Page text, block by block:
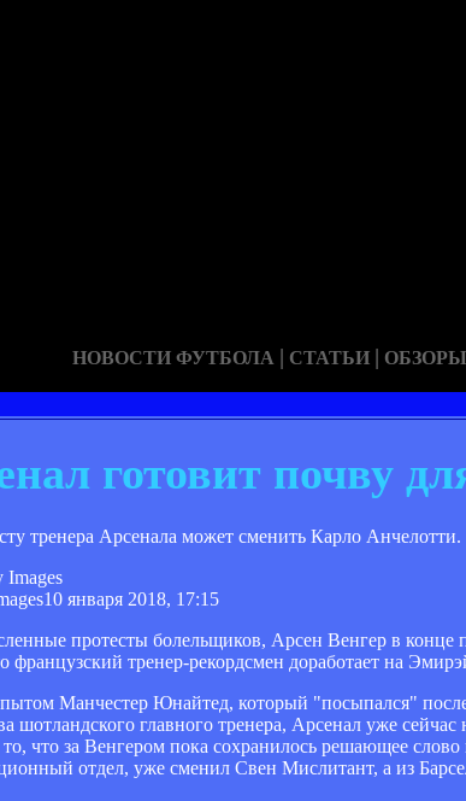
НОВОСТИ ФУТБОЛА | СТАТЬИ | ОБЗОРЫ
готовит почву
тренера Арсенала может сменить Карло Анчелотти.
10 января 2018, 17:15
протесты болельщиков, Арсен Венгер в
французский тренер-рекордсмен доработает на
Манчестер Юнайтед, который "посыпался"
шотландского главного тренера, Арсенал уже
что за Венгером пока сохранилось решающее
отдел, уже сменил Свен Мислитант, а из